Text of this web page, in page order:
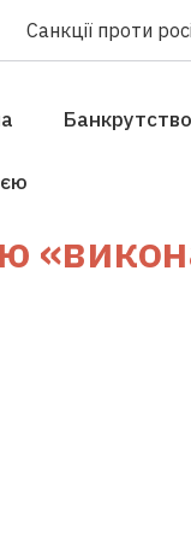
Санкції проти
Банкрутство